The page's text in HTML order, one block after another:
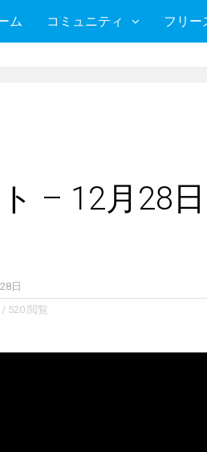
ム コミュニティ フリー
– 12月28
日
/ 520 閲覧